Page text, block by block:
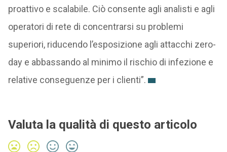
proattivo e scalabile. Ciò consente agli analisti e agli
operatori di rete di concentrarsi su problemi
superiori, riducendo l’esposizione agli attacchi zero-
day e abbassando al minimo il rischio di infezione e
relative conseguenze per i clienti”.
Valuta la qualità di questo articolo